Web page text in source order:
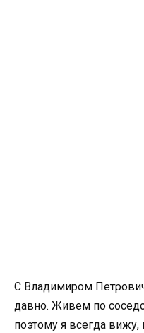
С Владимиром
давно. Живем по
поэтому я всегда